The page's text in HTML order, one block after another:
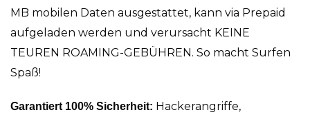
MB mobilen Daten ausgestattet, kann via Prepaid
aufgeladen werden und verursacht KEINE
TEUREN ROAMING-GEBÜHREN. So macht Surfen
Spaß!
Garantiert 100% Sicherheit: Hackerangriffe,